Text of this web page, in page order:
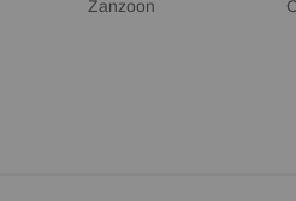
Zanzoon